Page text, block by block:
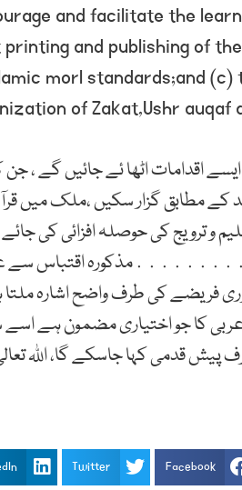
and facilitate the
and publishing of the
morl standards;and
of Zakat,Ushr auqaf
اقدامات اٹھا ئے جائیں گے ،
کے مطابق گزار سکیں ،ملک میں
و ترویج کی حوصلہ افزائی کی
اقتباس سے
فریضے کی طرف واضح اشارہ
کا جو اختیاری مضمون ہے اسے
پیش قدمی کہا جاسکے گا، اللہ
Facebook
Twitter